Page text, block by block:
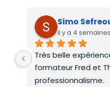
Simo
il y a 4 semaines
Très belle
formateur Fred et
professionnalisme.